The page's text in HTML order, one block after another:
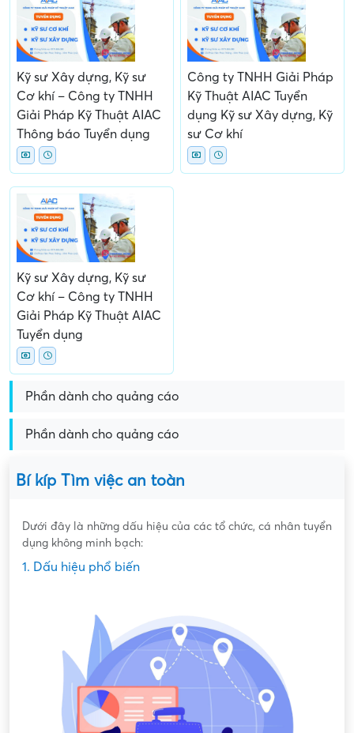
Kỹ sư Xây dựng, Kỹ sư
Cơ khí – Công ty TNHH
Giải Pháp Kỹ Thuật AIAC
Thông báo Tuyển dụng
Công ty TNHH Giải Pháp
Kỹ Thuật AIAC Tuyển
dụng Kỹ sư Xây dựng, Kỹ
sư Cơ khí
Kỹ sư Xây dựng, Kỹ sư
Cơ khí – Công ty TNHH
Giải Pháp Kỹ Thuật AIAC
Tuyển dụng
Phần dành cho quảng cáo
Phần dành cho quảng cáo
Bí kíp Tìm việc an toàn
Dưới đây là những dấu hiệu của các tổ chức, cá nhân tuyển
dụng không minh bạch:
1. Dấu hiệu phổ biến